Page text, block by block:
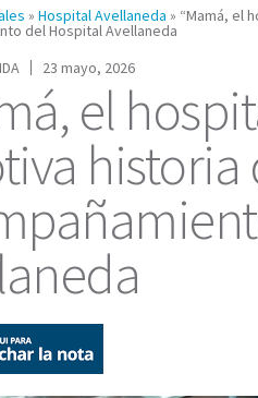
» Hospital Avellaneda » “Mamá, el
del Hospital Avellaneda
23 mayo, 2026
el
historia